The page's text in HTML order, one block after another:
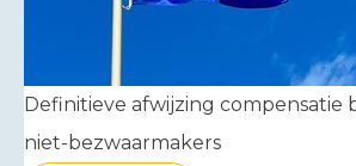
Definitieve afwijzing compensatie
niet-bezwaarmakers